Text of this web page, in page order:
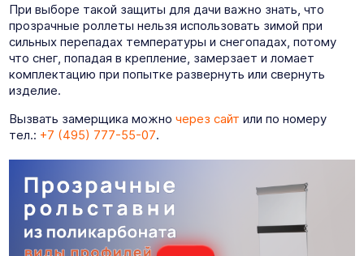
При выборе такой защиты для дачи важно знать, что
прозрачные роллеты нельзя использовать зимой при
сильных перепадах температуры и снегопадах, потому
что снег, попадая в крепление, замерзает и ломает
комплектацию при попытке развернуть или свернуть
изделие.
Вызвать замерщика можно через сайт или по номеру
тел.: +7 (495) 777-55-07.